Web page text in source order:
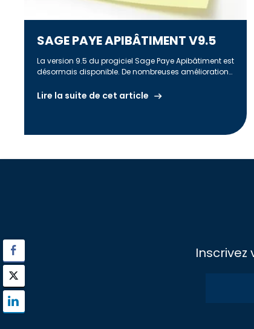
SAGE PAYE APIBÂTIMENT V9.5
La version 9.5 du progiciel Sage Paye Apibâtiment est
désormais disponible. De nombreuses améliorations
Lire la suite de cet article